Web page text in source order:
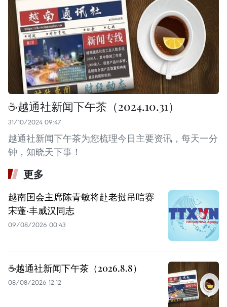
☕️越通社新闻下午茶（2024.10.31）
31/10/2024 09:47
越通社新闻下午茶为您梳理今日主要资讯，每天一分
钟，知晓天下事！
更多
越南国会主席陈青敏将赴老挝吊唁赛
宋蓬·丰威汉同志
09/08/2026 00:43
☕️越通社新闻下午茶（2026.8.8）
08/08/2026 12:12